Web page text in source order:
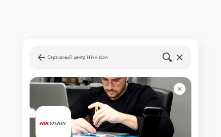
Сервисный центр Hikvision